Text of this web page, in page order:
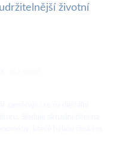
životní